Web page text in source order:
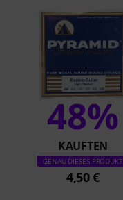
48%
KAUFTEN
GENAU DIESES PRODUKT
4,50 €